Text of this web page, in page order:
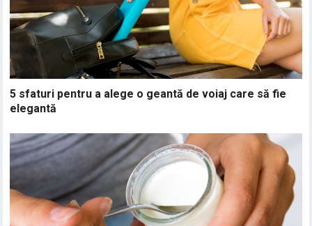
5 sfaturi pentru a alege o geantă de voiaj care să fie
elegantă